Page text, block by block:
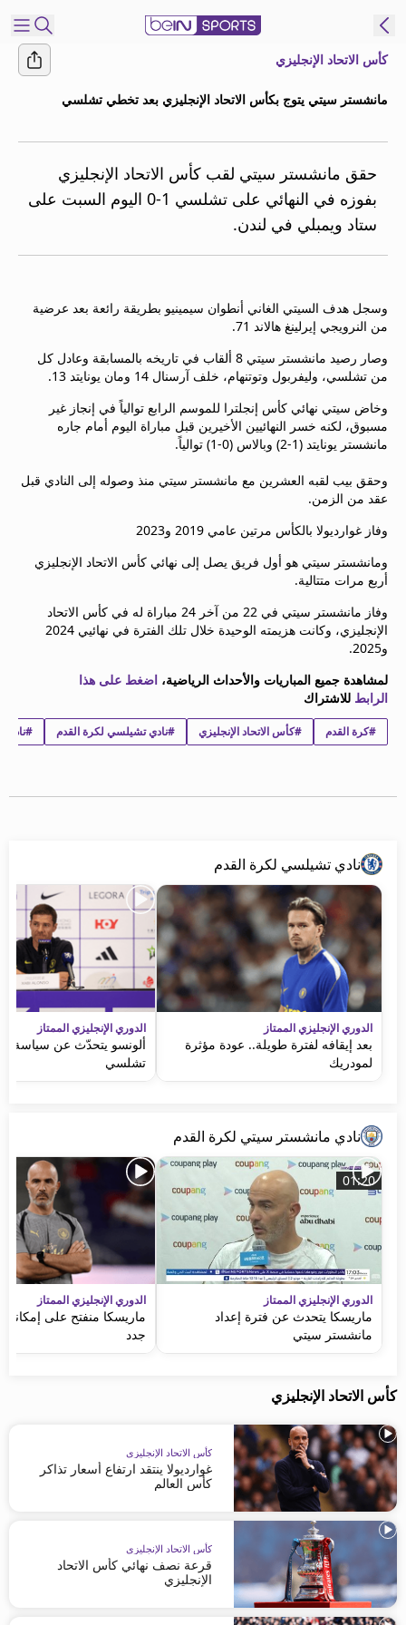
النسخة
MENA
إدارة
قائمة
النشرة
الإخبارية
اتصل بنا
beIN CONNECT
beIN MEDIA GROUP
ترددات beIN SPORTS
دليل التلفاز
احصل على beIN
معلومات عن هذا الموقع
كأس الاتحاد الإنجليزي
مانشستر سيتي يتوج بكأس الاتحاد الإنجليزي بعد تخطي تشلسي
حقق مانشستر سيتي لقب كأس الاتحاد الإنجليزي
بفوزه في النهائي على تشلسي 1-0 اليوم السبت على
ستاد ويمبلي في لندن.
وسجل هدف السيتي الغاني أنطوان سيمينيو بطريقة رائعة بعد عرضية
من النرويجي إيرلينغ هالاند 71.
وصار رصيد مانشستر سيتي 8 ألقاب في تاريخه بالمسابقة وعادل كل
من تشلسي، وليفربول وتوتنهام، خلف آرسنال 14 ومان يونايتد 13.
وخاض سيتي نهائي كأس إنجلترا للموسم الرابع توالياً في إنجاز غير
مسبوق، لكنه خسر النهائيين الأخيرين قبل مباراة اليوم أمام جاره
مانشستر يونايتد (1-2) وبالاس (0-1) توالياً.
وحقق بيب لقبه العشرين مع مانشستر سيتي منذ وصوله إلى النادي قبل
عقد من الزمن.
وفاز غوارديولا بالكأس مرتين عامي 2019 و2023
ومانشستر سيتي هو أول فريق يصل إلى نهائي كأس الاتحاد الإنجليزي
أربع مرات متتالية.
وفاز مانشستر سيتي في 22 من آخر 24 مباراة له في كأس الاتحاد
الإنجليزي، وكانت هزيمته الوحيدة خلال تلك الفترة في نهائيي 2024
و2025.
لمشاهدة جميع المباريات والأحداث الرياضية، اضغط على هذا
الرابط للاشتراك
#كرة القدم #كأس الاتحاد الإنجليزي #نادي تشيلسي لكرة القدم #نادي
نادي تشيلسي لكرة القدم
الدوري الإنجليزي الممتاز
بعد إيقافه لفترة طويلة.. عودة مؤثرة
لمودريك
الدوري الإنجليزي الممتاز
ألونسو يتحدّث عن سياسة
تشلسي
نادي مانشستر سيتي لكرة القدم
01:20
الدوري الإنجليزي الممتاز
ماريسكا يتحدث عن فترة إعداد
مانشستر سيتي
الدوري الإنجليزي الممتاز
ماريسكا منفتح على
جدد
كأس الاتحاد الإنجليزي
كأس الاتحاد الإنجليزي
غوارديولا ينتقد ارتفاع أسعار تذاكر
كأس العالم
كأس الاتحاد الإنجليزي
قرعة نصف نهائي كأس الاتحاد
الإنجليزي